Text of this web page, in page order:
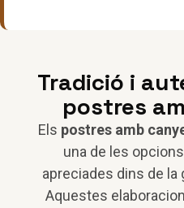
Tradició i
postres
Els postres amb
una de les
apreciades dins de la
Aquestes